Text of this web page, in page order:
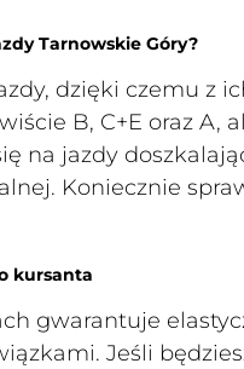
Tarnowskie Góry?
dzięki czemu z
B, C+E oraz A,
na jazdy
Koniecznie
kursanta
gwarantuje
Jeśli